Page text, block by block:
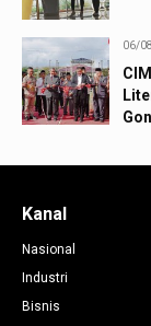
06/
Kanal
Nasional
Industri
Bisnis